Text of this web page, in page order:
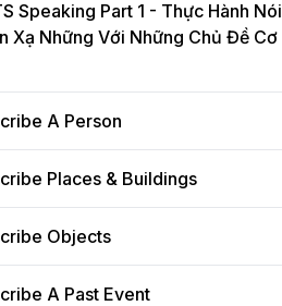
Speaking Part 1 - Thực Hành Nói
Xạ Những Với Những Chủ Đề Cơ
A Person
Places & Buildings
Objects
A Past Event